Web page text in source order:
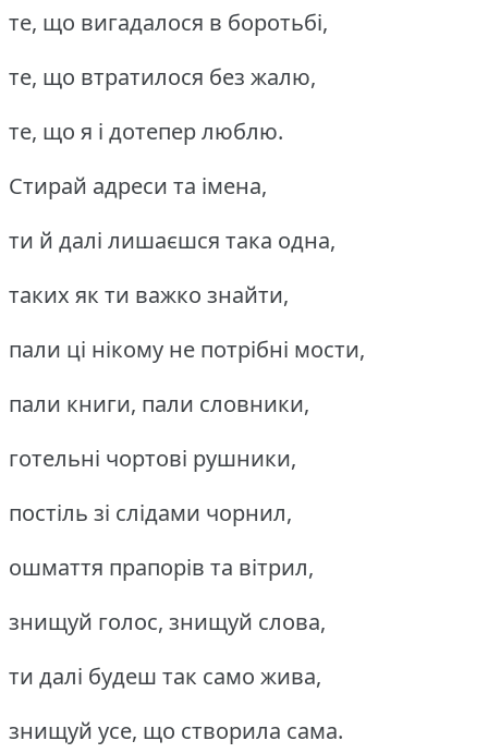
те, що вигадалося в боротьбі,
те, що втратилося без жалю,
те, що я і дотепер люблю.
Стирай адреси та імена,
ти й далі лишаєшся така одна,
таких як ти важко знайти,
пали ці нікому не потрібні мости,
пали книги, пали словники,
готельні чортові рушники,
постіль зі слідами чорнил,
ошмаття прапорів та вітрил,
знищуй голос, знищуй слова,
ти далі будеш так само жива,
знищуй усе, що створила сама.